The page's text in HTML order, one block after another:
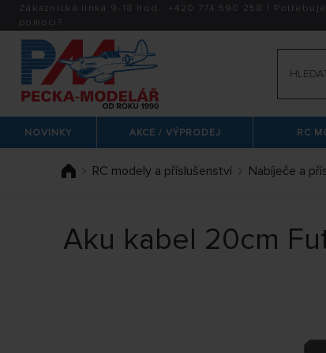
Zákaznická linka 9-18 hod.: +420 774 590 258 |
pomoci?
NOVINKY AKCE / VÝPRODEJ RC
RC modely a příslušenství Nabíječe a
Aku kabel 20cm